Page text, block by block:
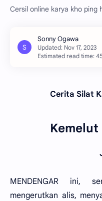
Cersil online karya kho ping
Estimated read time:
Cerita Silat
Kemelut
MENDENGAR ini,
mengerutkan alis,